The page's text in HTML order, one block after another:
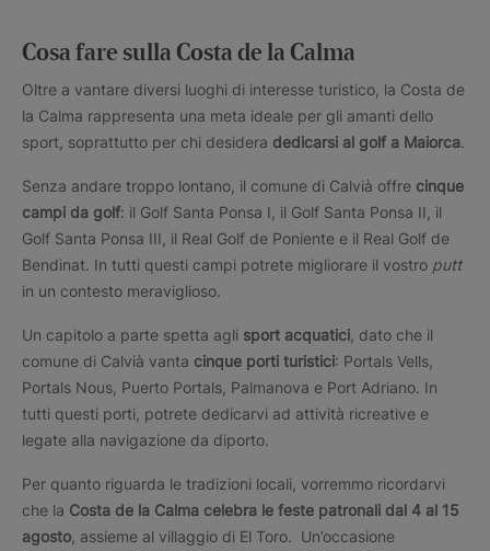
Cosa fare sulla Costa de la Calma
Oltre a vantare diversi luoghi di interesse turistico, la Costa de
la Calma rappresenta una meta ideale per gli amanti dello
sport, soprattutto per chi desidera dedicarsi al golf a Maiorca.
Senza andare troppo lontano, il comune di Calvià offre cinque
campi da golf: il Golf Santa Ponsa I, il Golf Santa Ponsa II, il
Golf Santa Ponsa III, il Real Golf de Poniente e il Real Golf de
Bendinat. In tutti questi campi potrete migliorare il vostro putt
in un contesto meraviglioso.
Un capitolo a parte spetta agli sport acquatici , dato che il
comune di Calvià vanta cinque porti turistici: Portals Vells,
Portals Nous, Puerto Portals, Palmanova e Port Adriano. In
tutti questi porti, potrete dedicarvi ad attività ricreative e
legate alla navigazione da diporto.
Per quanto riguarda le tradizioni locali, vorremmo ricordarvi
che la Costa de la Calma celebra le feste patronali dal 4 al 15
agosto , assieme al villaggio di El Toro. Un’occasione